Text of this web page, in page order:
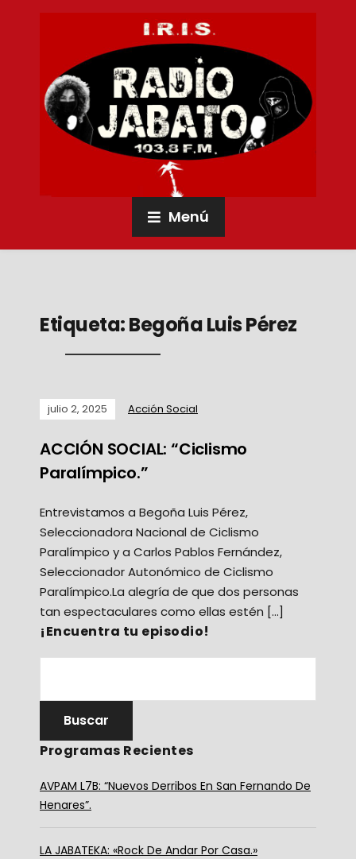
Menú
Etiqueta:Begoña Luis Pérez
julio 2, 2025 Acción Social
ACCIÓN SOCIAL: “Ciclismo
Paralímpico.”
Entrevistamos a Begoña Luis Pérez,
Seleccionadora Nacional de Ciclismo
Paralímpico y a Carlos Pablos Fernández,
Seleccionador Autonómico de Ciclismo
Paralímpico.La alegría de que dos personas
tan espectaculares como ellas estén […]
¡Encuentra tu episodio!
Programas Recientes
AVPAM L7B: “Nuevos Derribos En San Fernando De
Henares”.
LA JABATEKA: «Rock De Andar Por Casa.»